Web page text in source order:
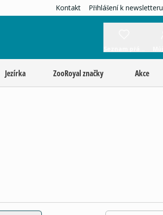
Kontakt Přihlášení k newsletteru
Jezírka ZooRoyal značky Akce